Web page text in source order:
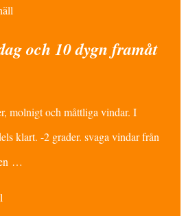
och 10 dygn framåt
molnigt och måttliga vindar. I
klart. -2 grader. svaga vindar från
…